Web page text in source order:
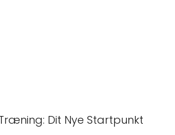
Dit Nye Startpunkt